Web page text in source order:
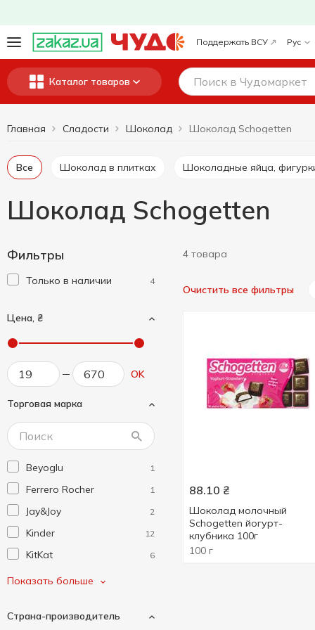
Поддержать ВСУ Рус
Каталог товаров
Главная Сладости Шоколад Шоколад Schogetten
Все Шоколад в плитках Шоколадные яйца,
Шоколад Schogetten
Фильтры
Только в наличии 4
Цена, ₴
OK
Торговая марка
Beyoglu 1
Ferrero Rocher 1
Jay&Joy 2
Kinder 12
KitKat 6
Lindt
Milka 23
Показать больше
Страна-производитель
4 товара
Очистить все фильтры
88.10 ₴
Шоколад молочный
Schogеtten йогурт-
клубника 100г
100 г